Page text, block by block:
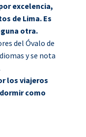
excelencia,
de Lima. Es
otra.
del Óvalo de
y se nota
los viajeros
como